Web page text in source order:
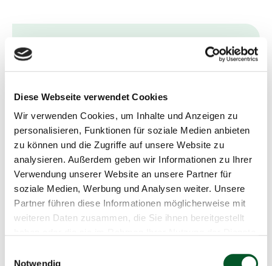
Diese Webseite verwendet Cookies
Wir verwenden Cookies, um Inhalte und Anzeigen zu
personalisieren, Funktionen für soziale Medien anbieten
zu können und die Zugriffe auf unsere Website zu
analysieren. Außerdem geben wir Informationen zu Ihrer
Verwendung unserer Website an unsere Partner für
soziale Medien, Werbung und Analysen weiter. Unsere
Partner führen diese Informationen möglicherweise mit
weiteren Daten zusammen, die Sie ihnen bereitgestellt
Notwendig
Schnellinfo
KI-Ideenwerkstatt für Umweltschutz
22.09.2023
14:00 Uhr-18:00 Uhr
Museum für Naturkunde, Invalidenstraße 43,
10115 Berlin (Raum noch nicht bekannt)
+49 30 72618 0959